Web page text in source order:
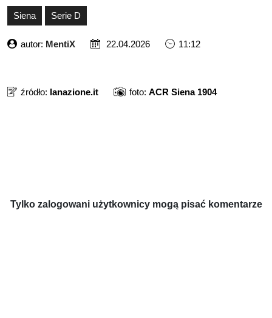
Siena Serie D
autor: MentiX 22.04.2026 11:12
źródło: lanazione.it foto: ACR Siena 1904
Tylko zalogowani użytkownicy mogą pisać komentarze